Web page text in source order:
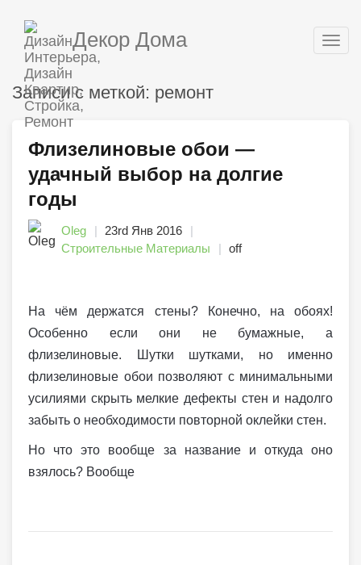
Декор Дома
Записи с меткой: ремонт
Флизелиновые обои —
удачный выбор на долгие
годы
Oleg
23rd Янв 2016
Строительные Материалы
off
На чём держатся стены? Конечно, на обоях!
Особенно если они не бумажные, а
флизелиновые. Шутки шутками, но именно
флизелиновые обои позволяют с минимальными
усилиями скрыть мелкие дефекты стен и надолго
забыть о необходимости повторной оклейки стен.
Но что это вообще за название и откуда оно
взялось? Вообще